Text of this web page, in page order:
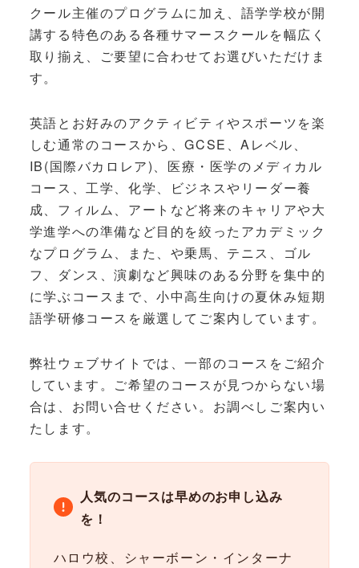
クール主催のプログラムに加え、語学学校が開
講する特色のある各種サマースクールを幅広く
取り揃え、ご要望に合わせてお選びいただけま
す。
英語とお好みのアクティビティやスポーツを楽
しむ通常のコースから、GCSE、Aレベル、
IB(国際バカロレア)、医療・医学のメディカル
コース、工学、化学、ビジネスやリーダー養
成、フィルム、アートなど将来のキャリアや大
学進学への準備など目的を絞ったアカデミック
なプログラム、また、や乗馬、テニス、ゴル
フ、ダンス、演劇など興味のある分野を集中的
に学ぶコースまで、小中高生向けの夏休み短期
語学研修コースを厳選してご案内しています。
弊社ウェブサイトでは、一部のコースをご紹介
しています。ご希望のコースが見つからない場
合は、お問い合せください。お調べしご案内い
たします。
人気のコースは早めのお申し込み
を！
ハロウ校、シャーボーン・インターナ